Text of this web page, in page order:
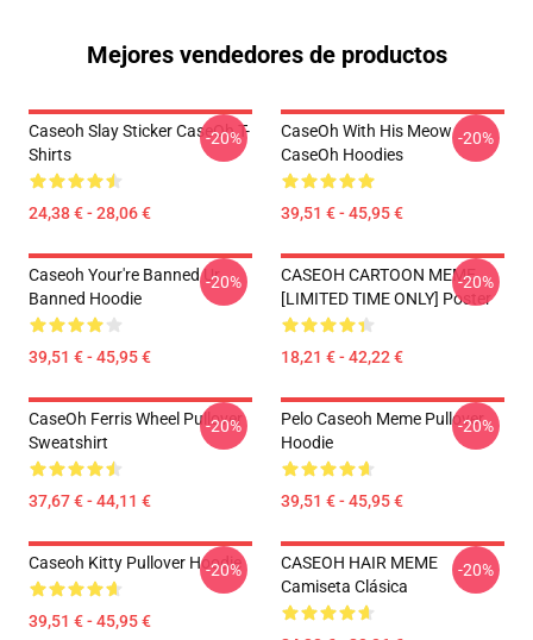
Mejores vendedores de productos
Caseoh Slay Sticker CaseOh T-
Shirts
24,38 € - 28,06 €
-20%
CaseOh With His Meow
CaseOh Hoodies
39,51 € - 45,95 €
-20%
Caseoh Your're Banned Ur
Banned Hoodie
39,51 € - 45,95 €
-20%
CASEOH CARTOON MEME
[LIMITED TIME ONLY] Poster
18,21 € - 42,22 €
-20%
CaseOh Ferris Wheel Pullover
Sweatshirt
37,67 € - 44,11 €
-20%
Pelo Caseoh Meme Pullover
Hoodie
39,51 € - 45,95 €
-20%
Caseoh Kitty Pullover Hoodie
39,51 € - 45,95 €
-20%
CASEOH HAIR MEME
Camiseta Clásica
-20%